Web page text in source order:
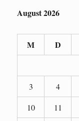
August 2026
M D
3
4
10
11